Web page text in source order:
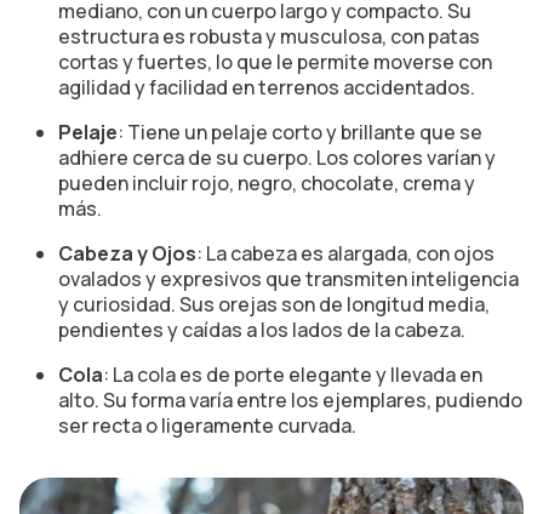
mediano, con un cuerpo largo y compacto. Su
estructura es robusta y musculosa, con patas
cortas y fuertes, lo que le permite moverse con
agilidad y facilidad en terrenos accidentados.
Pelaje: Tiene un pelaje corto y brillante que se
adhiere cerca de su cuerpo. Los colores varían y
pueden incluir rojo, negro, chocolate, crema y
más.
Cabeza y Ojos: La cabeza es alargada, con ojos
ovalados y expresivos que transmiten inteligencia
y curiosidad. Sus orejas son de longitud media,
pendientes y caídas a los lados de la cabeza.
Cola: La cola es de porte elegante y llevada en
alto. Su forma varía entre los ejemplares, pudiendo
ser recta o ligeramente curvada.